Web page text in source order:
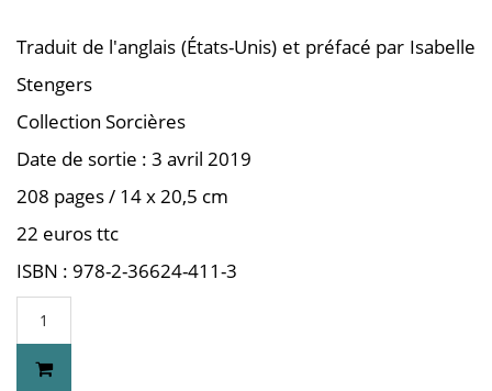
Traduit de l'anglais (États-Unis) et préfacé par Isabelle
Stengers
Collection Sorcières
Date de sortie : 3 avril 2019
208 pages / 14 x 20,5 cm
22 euros ttc
ISBN : 978-2-36624-411-3